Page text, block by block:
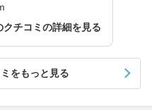
クチコミの詳細を見る
をもっと見る